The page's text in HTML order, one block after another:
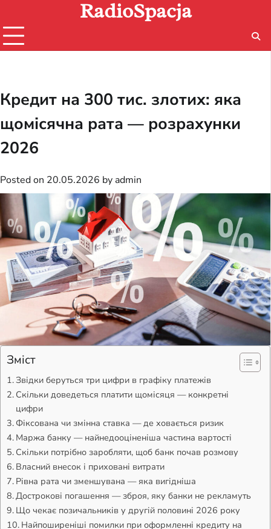
content
RadioSpacja
Кредит на 300 тис. злотих: яка
щомісячна рата — розрахунки
2026
Posted on 20.05.2026 by admin
Зміст
Звідки беруться три цифри в графіку платежів
Скільки доведеться платити щомісяця — конкретні
цифри
Фіксована чи змінна ставка — де ховається ризик
Маржа банку — найнедооціненіша частина вартості
Скільки потрібно заробляти, щоб банк почав розмову
Власний внесок і приховані витрати
Рівна рата чи зменшувана — яка вигідніша
Дострокові погашення — зброя, яку банки не рекламуть
Що чекає позичальників у другій половині 2026 року
Найпоширеніші помилки при оформленні кредиту на